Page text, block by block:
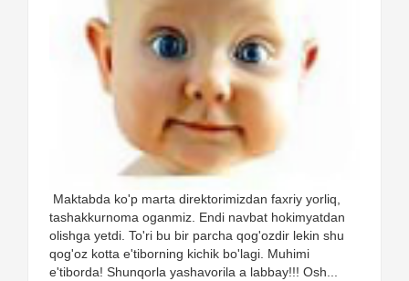
Maktabda ko'p marta direktorimizdan faxriy yorliq,
tashakkurnoma oganmiz. Endi navbat hokimyatdan
olishga yetdi. To'ri bu bir parcha qog'ozdir lekin shu
qog'oz kotta e'tiborning kichik bo'lagi. Muhimi
e'tiborda! Shunqorla yashavorila a labbay!!! Osh...